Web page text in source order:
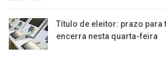
Título de eleitor: prazo
encerra nesta quarta-feira